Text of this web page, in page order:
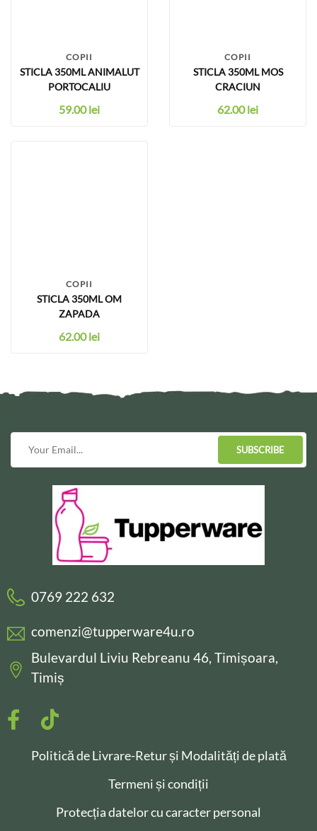
COPII
STICLA 350ML ANIMALUT
PORTOCALIU
59.00lei
COPII
STICLA 350ML MOS
CRACIUN
62.00lei
COPII
STICLA 350ML OM
ZAPADA
62.00lei
SUBSCRIBE
0769 222 632
comenzi@tupperware4u.ro
Bulevardul Liviu Rebreanu 46, Timișoara,
Timiș
Politică de Livrare-Retur și Modalități de plată
Termeni și condiții
Protecția datelor cu caracter personal